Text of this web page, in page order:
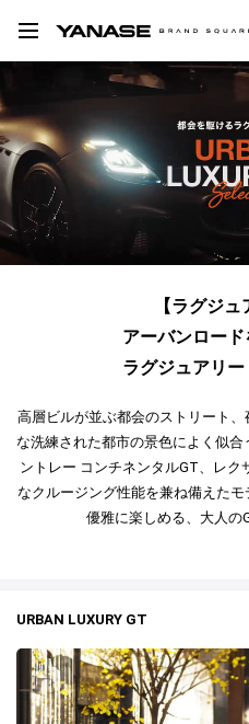
【ラグジュ
アーバンロー
ラグジュアリ
高層ビルが並ぶ都会のストリート
な洗練された都市の景色によく似
ントレー コンチネンタルGT、レク
なクルージング性能を兼ね備えた
優雅に楽しめる、大人の
URBAN LUXURY GT